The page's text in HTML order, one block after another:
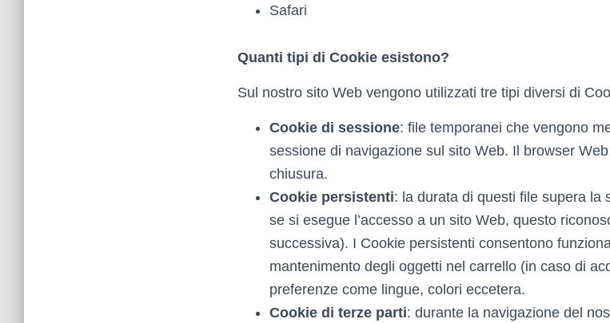
Safari
Quanti tipi di Cookie esistono?
Sul nostro sito Web vengono utilizzati tre tipi diversi di
Cookie di sessione: file temporanei che vengono
sessione di navigazione sul sito Web. Il browser
chiusura.
Cookie persistenti: la durata di questi file supera la
se si esegue l’accesso a un sito Web, questo
successiva). I Cookie persistenti consentono
mantenimento degli oggetti nel carrello (in caso di
preferenze come lingue, colori eccetera.
Cookie di terze parti: durante la navigazione del